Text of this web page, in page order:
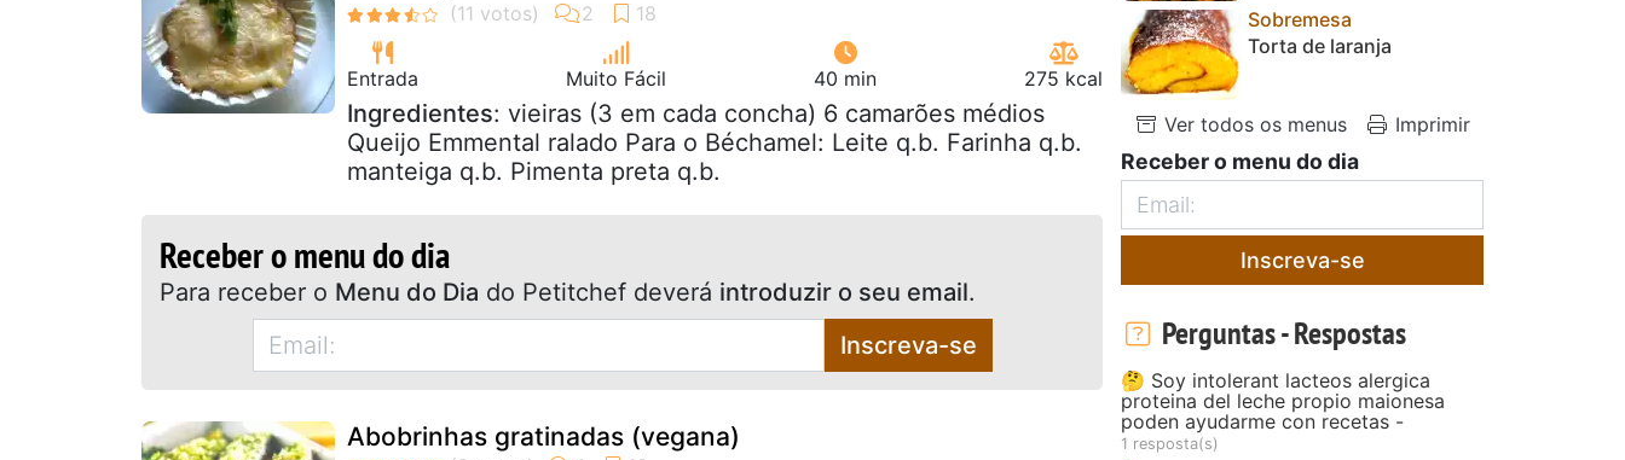
Entrada Muito Fácil 40 min 275 kcal
Ingredientes: vieiras (3 em cada concha) 6 camarões médios
Queijo Emmental ralado Para o Béchamel: Leite q.b. Farinha q.b.
manteiga q.b. Pimenta preta q.b.
Receber o menu do dia
Para receber o Menu do Dia do Petitchef deverá introduzir o seu email.
Inscreva-se
Abobrinhas gratinadas (vegana)
Sobremesa
Torta de laranja
Ver todos os menus Imprimir
Receber o menu do dia
Inscreva-se
Perguntas - Respostas
🤔 Soy intolerant lacteos alergica
proteina del leche propio maionesa
poden ayudarme con recetas -
1 resposta(s)